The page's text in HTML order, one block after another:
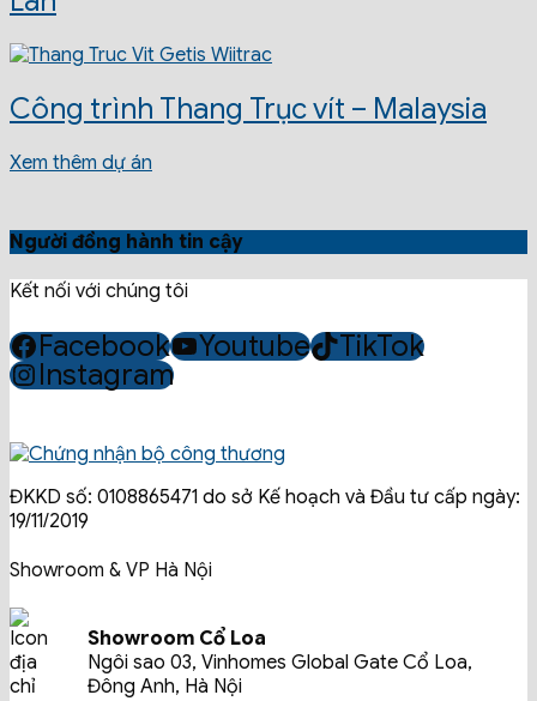
Công trình Thang Trục vít – Malaysia
Xem thêm dự án
Người đồng hành tin cậy
Kết nối với chúng tôi
Facebook Youtube
TikTok
Instagram
ĐKKD số: 0108865471 do sở Kế hoạch và Đầu tư cấp ngày:
19/11/2019
Showroom & VP Hà Nội
Showroom Cổ Loa
Ngôi sao 03, Vinhomes Global Gate Cổ Loa,
Đông Anh, Hà Nội